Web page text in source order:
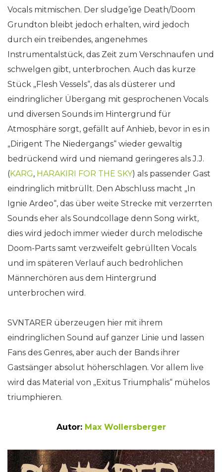
Vocals mitmischen. Der sludge’ige Death/Doom
Grundton bleibt jedoch erhalten, wird jedoch
durch ein treibendes, angenehmes
Instrumentalstück, das Zeit zum Verschnaufen und
schwelgen gibt, unterbrochen. Auch das kurze
Stück „Flesh Vessels“, das als düsterer und
eindringlicher Übergang mit gesprochenen Vocals
und diversen Sounds im Hintergrund für
Atmosphäre sorgt, gefällt auf Anhieb, bevor in es in
„Dirigent The Niedergangs“ wieder gewaltig
bedrückend wird und niemand geringeres als J.J.
(KARG, HARAKIRI FOR THE SKY) als passender Gast
eindringlich mitbrüllt. Den Abschluss macht „In
Ignie Ardeo“, das über weite Strecke mit verzerrten
Sounds eher als Soundcollage denn Song wirkt,
dies wird jedoch immer wieder durch melodische
Doom-Parts samt verzweifelt gebrüllten Vocals
und im späteren Verlauf auch bedrohlichen
Männerchören aus dem Hintergrund
unterbrochen wird.
SVNTARER überzeugen hier mit ihrem
eindringlichen Sound auf ganzer Linie und lassen
Fans des Genres, aber auch der Bands ihrer
Gastsänger absolut höherschlagen. Vor allem live
wird das Material von „Exitus Triumphalis“ mühelos
triumphieren.
Autor: Max Wollersberger